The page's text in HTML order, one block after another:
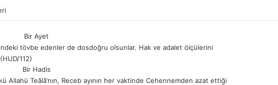
Bir Ayet
tövbe edenler de dosdoğru olsunlar. Hak ve adalet ölçülerini
112)
Bir Hadis
Allahü Teâlâ’nın, Receb ayının her vaktinde Cehennemden azat ettiği